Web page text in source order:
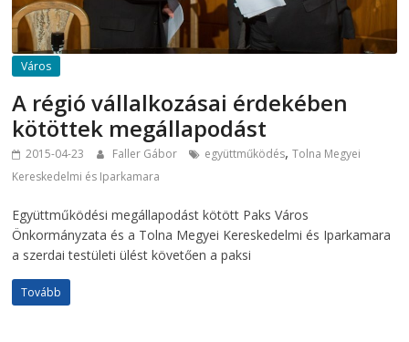
Város
A régió vállalkozásai érdekében
kötöttek megállapodást
2015-04-23 Faller Gábor együttműködés,Tolna Megyei
Kereskedelmi és Iparkamara
Együttműködési megállapodást kötött Paks Város
Önkormányzata és a Tolna Megyei Kereskedelmi és Iparkamara
a szerdai testületi ülést követően a paksi
Tovább